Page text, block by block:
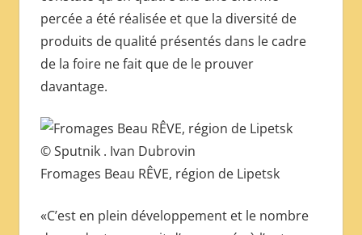
percée a été réalisée et que la diversité de
produits de qualité présentés dans le cadre
de la foire ne fait que de le prouver
davantage.
© Sputnik . Ivan Dubrovin
Fromages Beau RÊVE, région de Lipetsk
«C’est en plein développement et le nombre